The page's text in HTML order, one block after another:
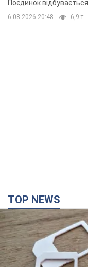
Поєдинок
6.08.2026 20:48 6,9 т.
TOP NEWS